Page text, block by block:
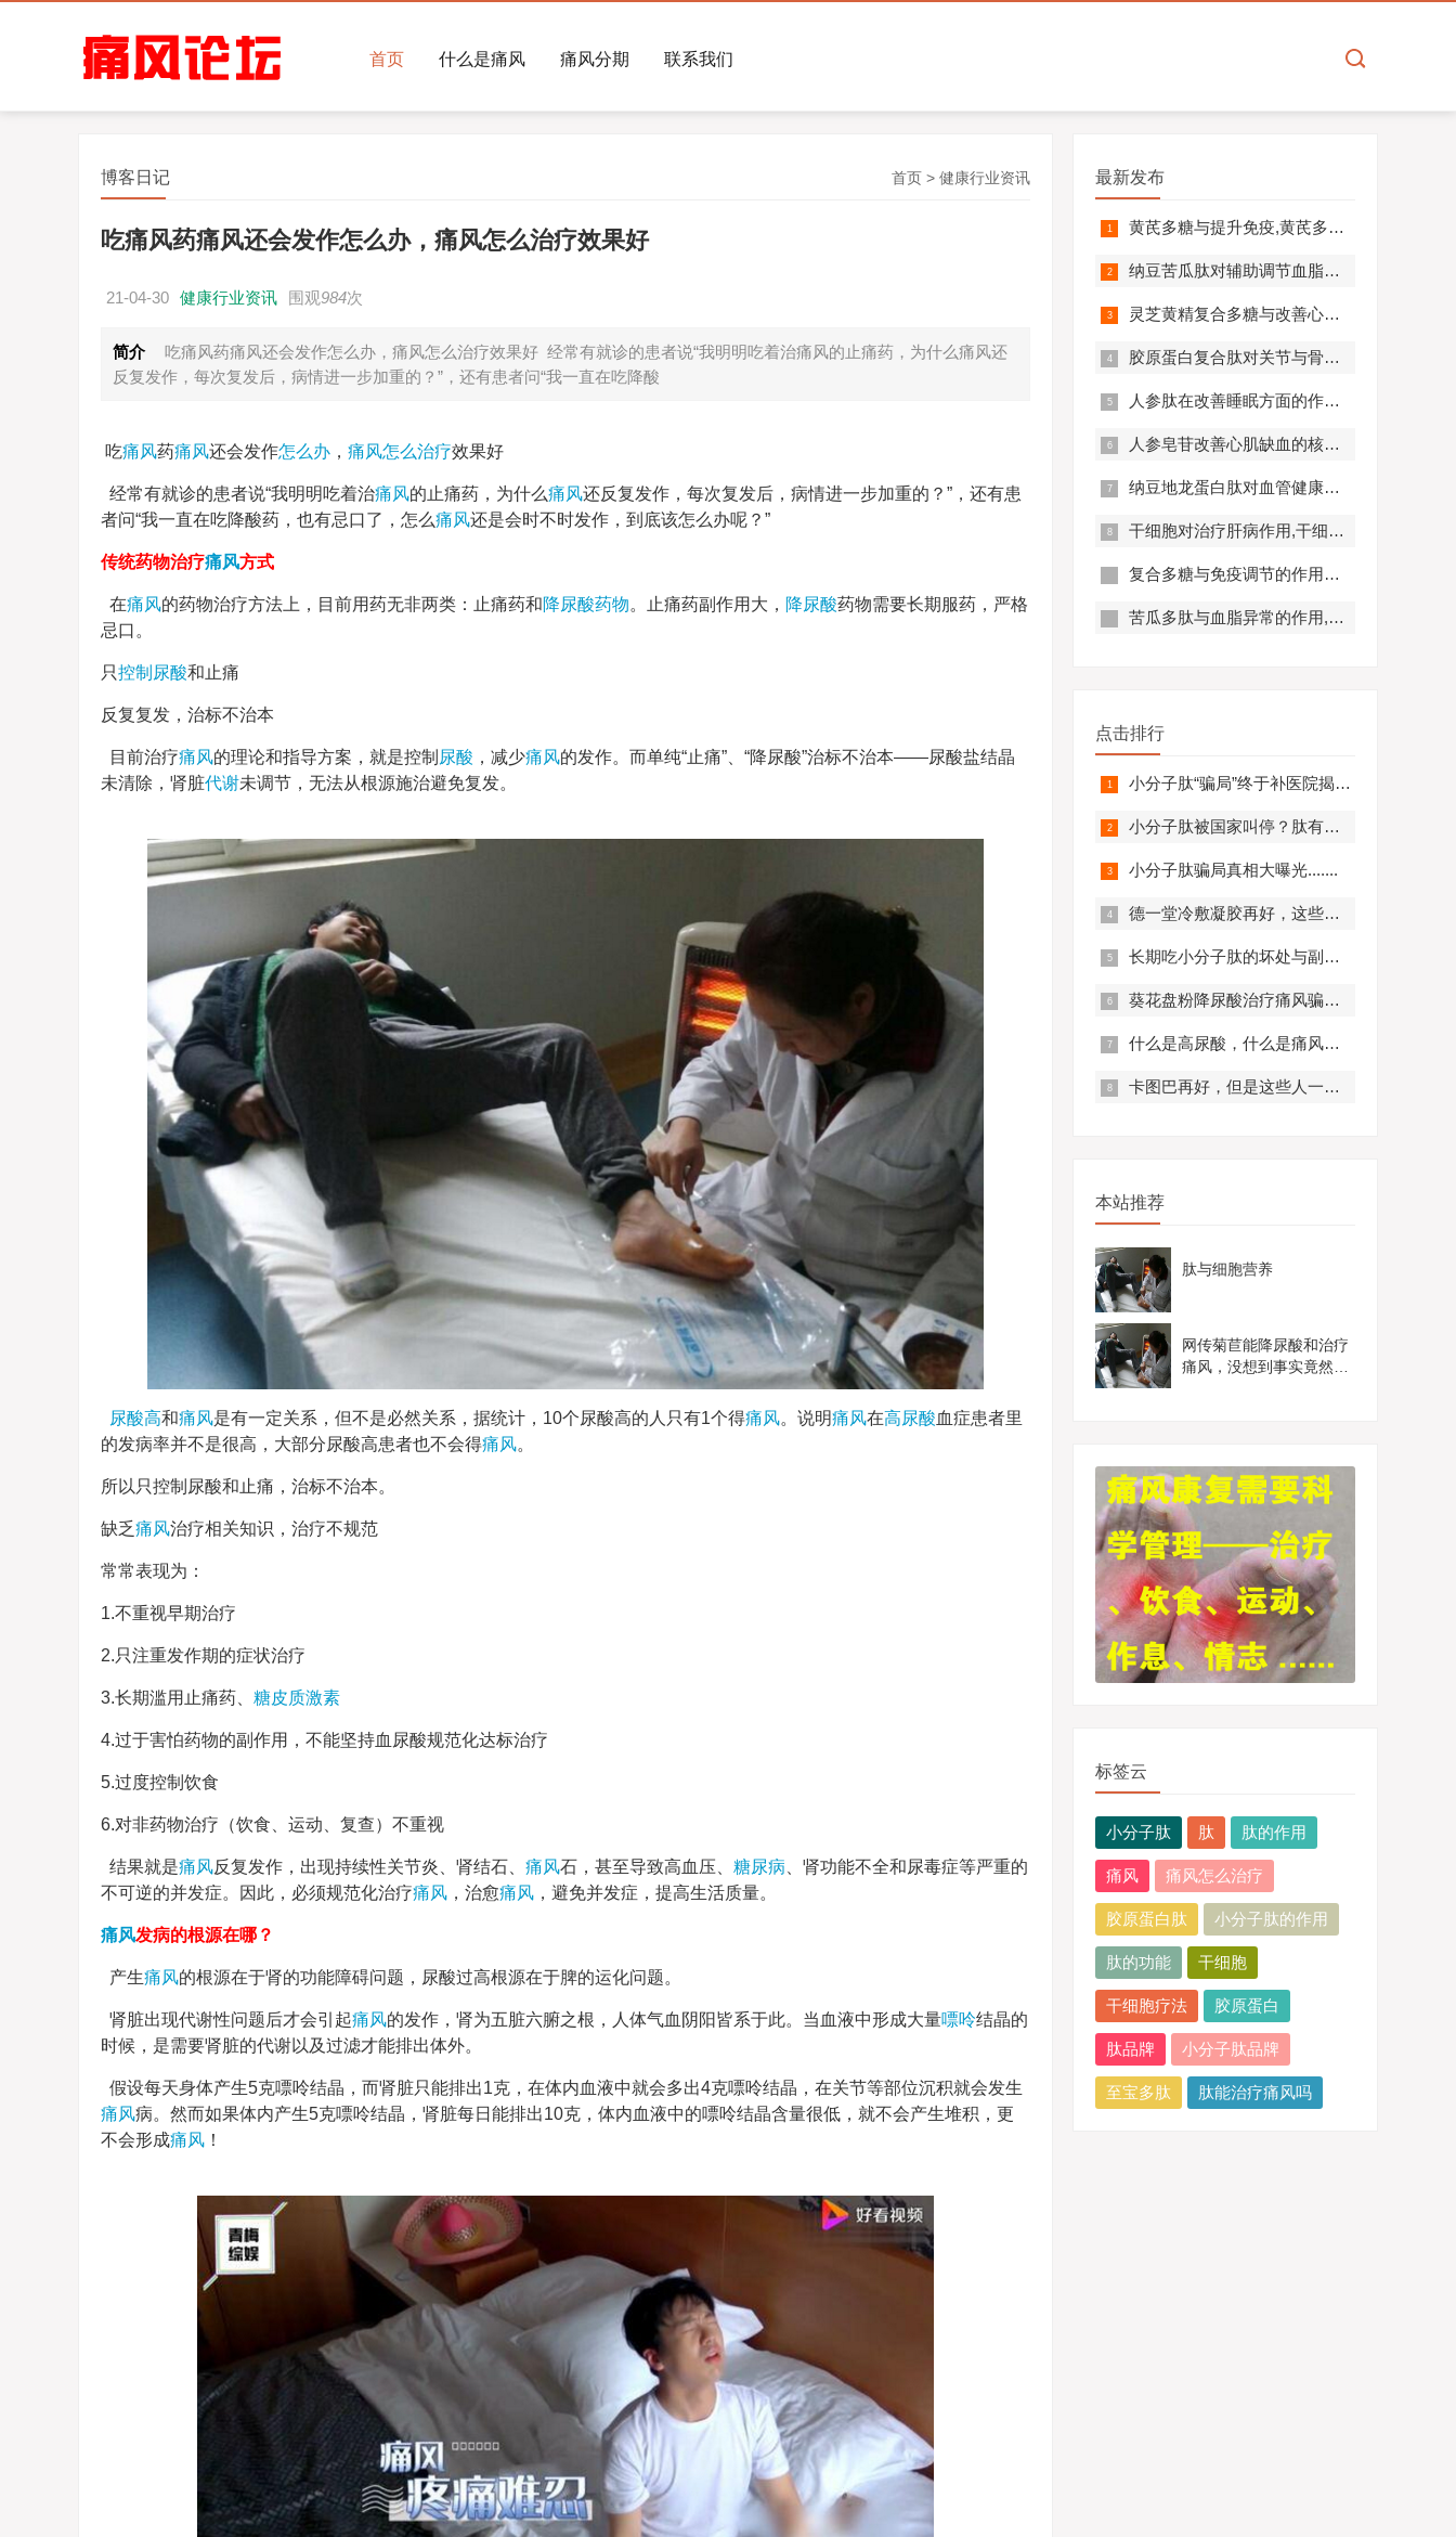
首页 什么是痛风 痛风分期 联系我们
首页 > 健康行业资讯
博客日记
吃痛风药痛风还会发作怎么办，痛风怎么治疗效果好
21-04-30 健康行业资讯 围观984次
简介
吃痛风药痛风还会发作怎么办，痛风怎么治疗效果好 经常有就诊的患者说“我明明吃着治痛风的止痛药，为什么痛风还
反复发作，每次复发后，病情进一步加重的？”，还有患者问“我一直在吃降酸
吃痛风药痛风还会发作怎么办 ， 痛风怎么治疗效果好
经常有就诊的患者说“我明明吃着治痛风的止痛药，为什么痛风还反复发作，每次复发后，病情进一步加重的？”，还有患
者问“我一直在吃降酸药，也有忌口了，怎么痛风还是会时不时发作，到底该怎么办呢？”
传统药物治疗痛风方式
在痛风的药物治疗方法上，目前用药无非两类：止痛药和降尿酸药物。止痛药副作用大， 降尿酸药物需要长期服药，严格
忌口。
只控制尿酸和止痛
反复复发，治标不治本
目前治疗痛风的理论和指导方案，就是控制 尿酸 ，减少痛风的发作。而单纯“止痛”、“降尿酸”治标不治本——尿酸盐结晶
未清除，肾脏代谢未调节，无法从根源施治避免复发。
尿酸高和痛风是有一定关系，但不是必然关系，据统计，10个尿酸高的人只有1个得痛风。说明痛风在高尿酸血症患者里
的发病率并不是很高，大部分尿酸高患者也不会得痛风。
所以只控制尿酸和止痛，治标不治本。
缺乏痛风治疗相关知识，治疗不规范
常常表现为：
1.不重视早期治疗
2.只注重发作期的症状治疗
3.长期滥用止痛药、 糖皮质激素
4.过于害怕药物的副作用，不能坚持血尿酸规范化达标治疗
5.过度控制饮食
6.对非药物治疗（饮食、运动、复查）不重视
结果就是痛风反复发作，出现持续性关节炎、肾结石、 痛风石，甚至导致高血压、 糖尿病 、肾功能不全和尿毒症等严重的
不可逆的并发症。因此，必须规范化治疗痛风 ，治愈痛风 ，避免并发症，提高生活质量。
痛风发病的根源在哪？
产生痛风的根源在于肾的功能障碍问题，尿酸过高根源在于脾的运化问题。
肾脏出现代谢性问题后才会引起痛风的发作，肾为五脏六腑之根，人体气血阴阳皆系于此。当血液中形成大量嘌呤结晶的
时候，是需要肾脏的代谢以及过滤才能排出体外。
假设每天身体产生5克嘌呤结晶，而肾脏只能排出1克，在体内血液中就会多出4克嘌呤结晶，在关节等部位沉积就会发生
痛风病。然而如果体内产生5克嘌呤结晶，肾脏每日能排出10克，体内血液中的嘌呤结晶含量很低，就不会产生堆积，更
不会形成痛风 ！
最新发布
黄芪多糖与提升免疫,黄芪多糖对免疫相关疾病营养干预价值分析！
纳豆苦瓜肽对辅助调节血脂血压的作用机制,应用效果如何？
灵芝黄精复合多糖与改善心肺功能的机制及临床应用分析
胶原蛋白复合肽对关节与骨骼的作用,胶原蛋白复合肽效果怎么样?
人参肽在改善睡眠方面的作用机制及应用分析
人参皂苷改善心肌缺血的核心机制,应用效果怎么样？
纳豆地龙蛋白肽对血管健康的好处,纳豆地龙蛋白肽对预防心脑血管疾病有帮助吗？
干细胞对治疗肝病作用,干细胞对肝硬化有作用吗?
复合多糖与免疫调节的作用原理及优势分析
苦瓜多肽与血脂异常的作用,苦瓜多肽调节脂代谢效果好吗？
点击排行
小分子肽“骗局”终于补医院揭开，结果太可怕.........
小分子肽被国家叫停？肽有副作用？必看！
小分子肽骗局真相大曝光.......
德一堂冷敷凝胶再好，这些人一定不要用！还有些人必须..........
长期吃小分子肽的坏处与副作用，肽与蛋白质的区别
葵花盘粉降尿酸治疗痛风骗局？真实曝光，赶紧来看！
什么是高尿酸，什么是痛风？痛风有什么症状？
卡图巴再好，但是这些人一定不要服用！
本站推荐
肽与细胞营养
网传菊苣能降尿酸和治疗
痛风，没想到事实竟然是
标签云
小分子肽 肽 肽的作用
痛风 痛风怎么治疗
胶原蛋白肽 小分子肽的作用
肽的功能 干细胞
干细胞疗法 胶原蛋白
肽品牌 小分子肽品牌
至宝多肽 肽能治疗痛风吗